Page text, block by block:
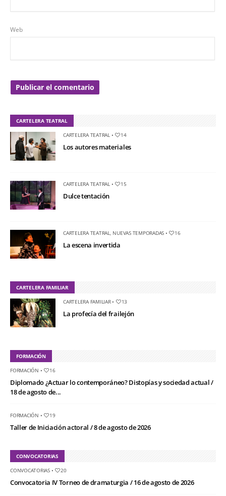
Web
CARTELERA TEATRAL
CARTELERA TEATRAL• 14
Los autores materiales
CARTELERA TEATRAL• 15
Dulce tentación
CARTELERA TEATRAL, NUEVAS TEMPORADAS • 16
La escena invertida
CARTELERA FAMILIAR
CARTELERA FAMILIAR• 13
La profecía del frailejón
FORMACIÓN
FORMACIÓN • 16
Diplomado ¿Actuar lo contemporáneo? Distopías y sociedad actual /
18 de agosto de...
FORMACIÓN • 19
Taller de Iniciación actoral / 8 de agosto de 2026
CONVOCATORIAS
CONVOCATORIAS• 20
Convocatoria IV Torneo de dramaturgia / 16 de agosto de 2026